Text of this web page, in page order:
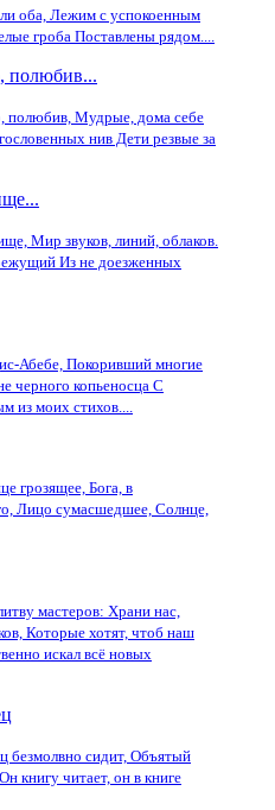
оба, Лежим с успокоенным
гpоба Поставлены pядом....
полюбив...
полюбив, Мудрые, дома себе
нив Дети резвые за
Мир звуков, линий, облаков.
Из не доезженных
Абебе, Покоривший многие
черного копьеносца С
из моих стихов....
грозящее, Бога, в
Лицо сумасшедшее, Солнце,
мастеров: Храни нас,
Которые хотят, чтоб наш
искал всё новых
безмолвно сидит, Объятый
книгу читает, он в книге